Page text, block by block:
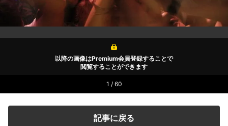
以降の画像はPremium会員登録することで
閲覧することができます
1 / 60
記事に戻る